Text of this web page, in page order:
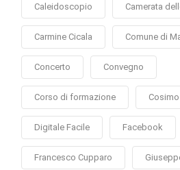
Caleidoscopio Camerata
Carmine Cicala Comune di
Concerto Convegno
Corso di formazione
Digitale Facile Facebook
Francesco Cupparo